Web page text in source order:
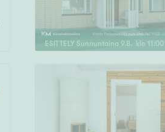
ESITTELY Sunnuntaina 9.8. klo 11 :00